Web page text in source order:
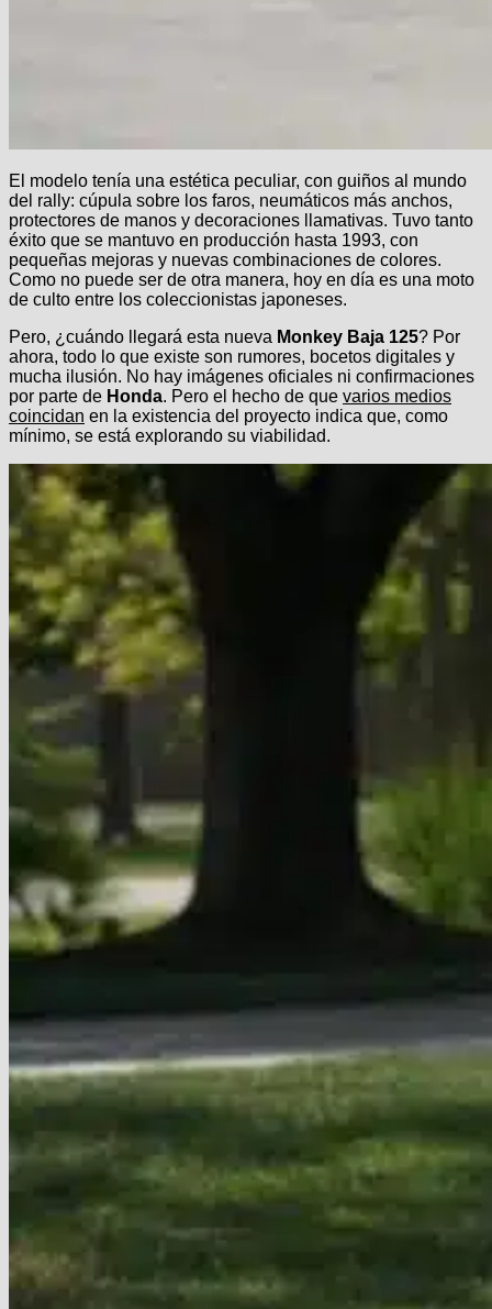
El modelo tenía una estética peculiar, con guiños al mundo
del rally: cúpula sobre los faros, neumáticos más anchos,
protectores de manos y decoraciones llamativas. Tuvo tanto
éxito que se mantuvo en producción hasta 1993, con
pequeñas mejoras y nuevas combinaciones de colores.
Como no puede ser de otra manera, hoy en día es una moto
de culto entre los coleccionistas japoneses.
Pero, ¿cuándo llegará esta nueva Monkey Baja 125? Por
ahora, todo lo que existe son rumores, bocetos digitales y
mucha ilusión. No hay imágenes oficiales ni confirmaciones
por parte de Honda. Pero el hecho de que varios medios
coincidan en la existencia del proyecto indica que, como
mínimo, se está explorando su viabilidad.